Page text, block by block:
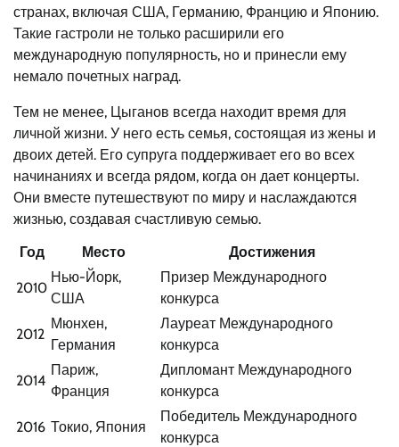
странах, включая США, Германию, Францию и Японию.
Такие гастроли не только расширили его
международную популярность, но и принесли ему
немало почетных наград.
Тем не менее, Цыганов всегда находит время для
личной жизни. У него есть семья, состоящая из жены и
двоих детей. Его супруга поддерживает его во всех
начинаниях и всегда рядом, когда он дает концерты.
Они вместе путешествуют по миру и наслаждаются
жизнью, создавая счастливую семью.
Год
Место Достижения
2010
Нью-Йорк,
США
Призер Международного
конкурса
2012
Мюнхен,
Германия
Лауреат Международного
конкурса
2014
Париж,
Франция
Дипломант Международного
конкурса
2016 Токио, Япония
Победитель Международного
конкурса